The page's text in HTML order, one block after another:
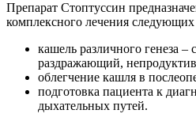
Препарат Стоптуссин
комплексного лечения следующих
кашель различного генеза –
раздражающий,
облегчение кашля в
подготовка пациента к
дыхательных путей.